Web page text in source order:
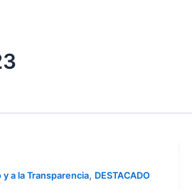
a la Transparencia, DESTACADO